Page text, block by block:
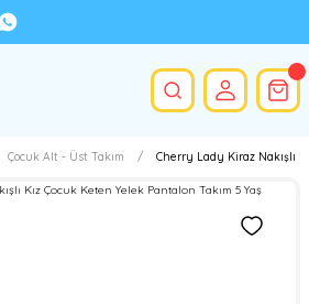
Çocuk Alt - Üst Takım Cherry Lady Kiraz Nakışlı